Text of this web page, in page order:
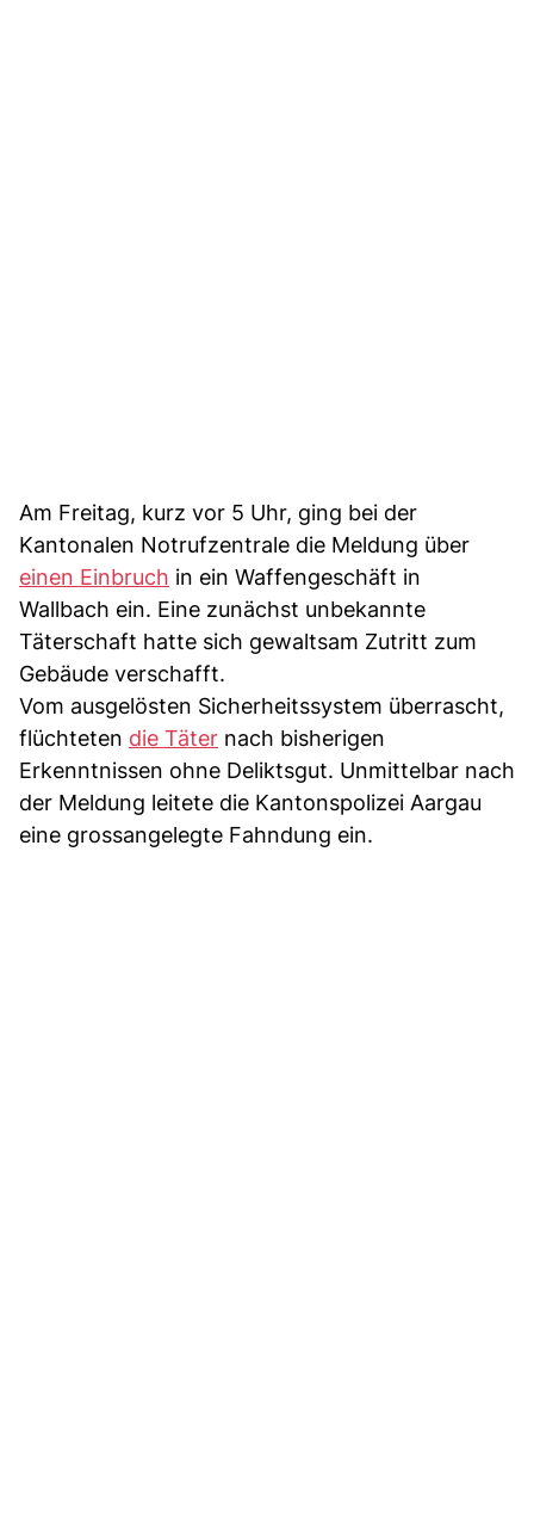
Am Freitag, kurz vor 5 Uhr, ging bei der
Kantonalen Notrufzentrale die Meldung über
einen Einbruch in ein Waffengeschäft in
Wallbach ein. Eine zunächst unbekannte
Täterschaft hatte sich gewaltsam Zutritt zum
Gebäude verschafft.
Vom ausgelösten Sicherheitssystem überrascht,
flüchteten die Täter nach bisherigen
Erkenntnissen ohne Deliktsgut. Unmittelbar nach
der Meldung leitete die Kantonspolizei Aargau
eine grossangelegte Fahndung ein.